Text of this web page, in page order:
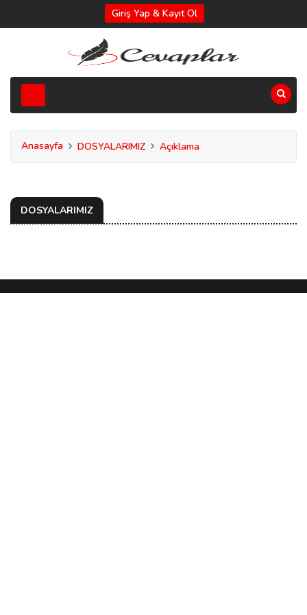
Giriş Yap & Kayıt Ol
Anasayfa DOSYALARIMIZ Açıklama
DOSYALARIMIZ